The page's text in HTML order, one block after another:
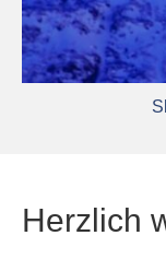
Herzlich